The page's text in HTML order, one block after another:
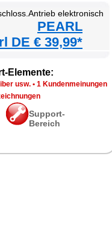
elektronisch
PEARL
DE € 39,99*
Elemente:
usw. • 1 Kundenmeinungen
Support-
Bereich